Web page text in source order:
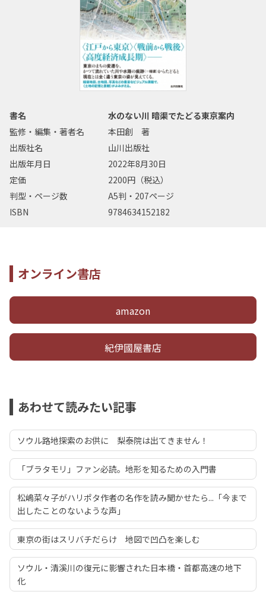
書名
水のない川 暗渠でたどる東京案内
監修・編集・著者名
本田創 著
出版社名
山川出版社
出版年月日
2022年8月30日
定価
2200円（税込）
判型・ページ数
A5判・207ページ
ISBN
9784634152182
オンライン書店
amazon
紀伊國屋書店
あわせて読みたい記事
ソウル路地探索のお供に 梨泰院は出てきません！
「ブラタモリ」ファン必読。地形を知るための入門書
松嶋菜々子がハリポタ作者の名作を読み聞かせたら...「今まで
出したことのないような声」
東京の街はスリバチだらけ 地図で凹凸を楽しむ
ソウル・清溪川の復元に影響された日本橋・首都高速の地下
化